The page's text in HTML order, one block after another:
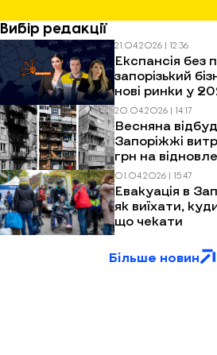
Вибір редакції
21.04.2026 | 12:36
Експансія без
запорізький
нові ринки у
20.04.2026 | 14:17
Весняна
Запоріжжі
грн на
обстрілів
01.04.2026 | 15:47
Евакуація в
як виїхати,
що чекати
Більше новин